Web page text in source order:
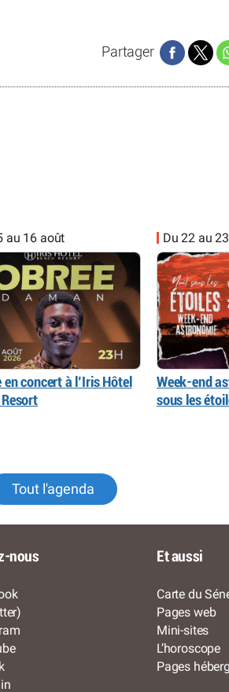
Partager
au 16 août
en concert à l’Iris Hôtel
Resort
Du 22 au
Week-end
sous les
Tout l'agenda
nous Et aussi
Carte du
Pages web
Mini-sites
L’horoscope
Pages